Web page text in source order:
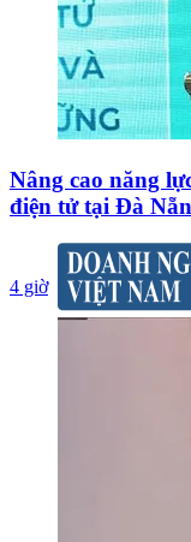
Nâng cao năng
điện tử tại Đà
4 giờ